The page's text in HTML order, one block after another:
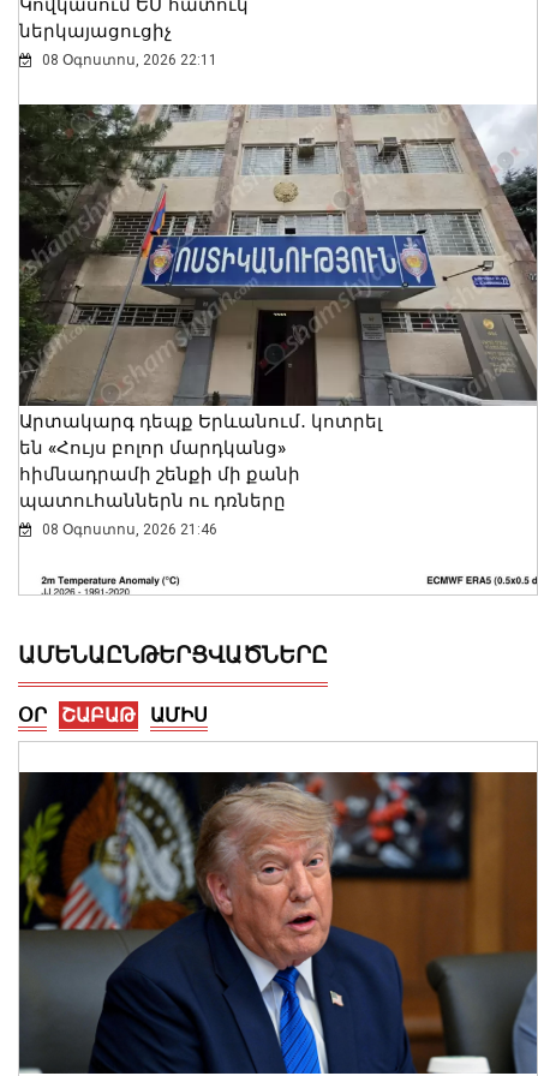
Կովկասում ԵՄ հատուկ
ներկայացուցիչ
08 Օգոստոս, 2026 22:11
Արտակարգ դեպք Երևանում․ կոտրել
են «Հույս բոլոր մարդկանց»
հիմնադրամի շենքի մի քանի
պատուհաններն ու դռները
08 Օգոստոս, 2026 21:46
2026 թվականի հունիսն ու հուլիսը
Եվրոպայում դարձել են
դիտարկումների պատմության
ամենաշոգ ամիսները․ Լևոն Ազիզյան
08 Օգոստոս, 2026 21:24
ԱՄԵՆԱԸՆԹԵՐՑՎԱԾՆԵՐԸ
ՕՐ ՇԱԲԱԹ ԱՄԻՍ